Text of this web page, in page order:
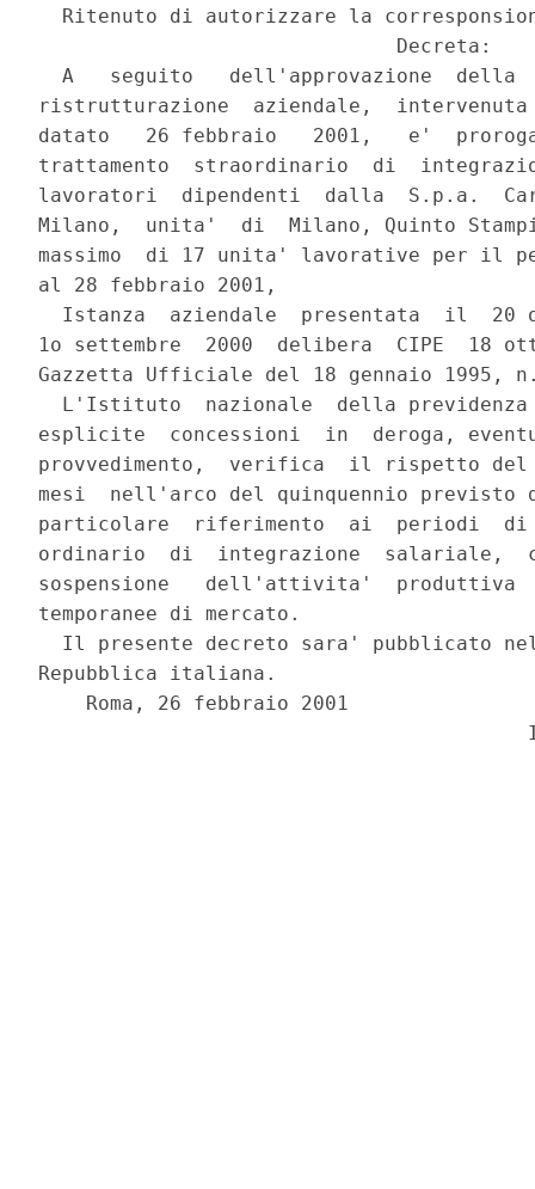
Ritenuto di autorizzare la
                              Decreta:
A   seguito   dell'approvazione  della
ristrutturazione  aziendale,
datato   26 febbraio   2001,   e'
trattamento  straordinario  di
lavoratori  dipendenti  dalla  S.p.a.
Milano,  unita'  di  Milano, Quinto
massimo  di 17 unita' lavorative per il
al 28 febbraio 2001,
Istanza  aziendale  presentata  il  20
1o settembre  2000  delibera  CIPE  18
Gazzetta Ufficiale del 18 gennaio 1995,
L'Istituto  nazionale  della
esplicite  concessioni  in  deroga,
provvedimento,  verifica  il rispetto del
mesi  nell'arco del quinquennio previsto
particolare  riferimento  ai  periodi  di
ordinario  di  integrazione  salariale,
sospensione   dell'attivita'  produttiva
temporanee di mercato.
Il presente decreto sara' pubblicato
Repubblica italiana.
    Roma, 26 febbraio 2001